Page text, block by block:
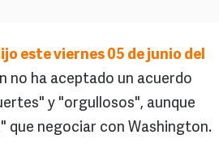
este viernes 05 de junio del
no ha aceptado un acuerdo
y "orgullosos", aunque
que negociar con Washington.